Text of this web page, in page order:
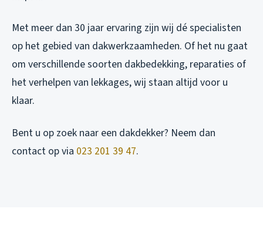
Met meer dan 30 jaar ervaring zijn wij dé specialisten
op het gebied van dakwerkzaamheden. Of het nu gaat
om verschillende soorten dakbedekking, reparaties of
het verhelpen van lekkages, wij staan altijd voor u
klaar.
Bent u op zoek naar een dakdekker? Neem dan
contact op via 023 201 39 47.